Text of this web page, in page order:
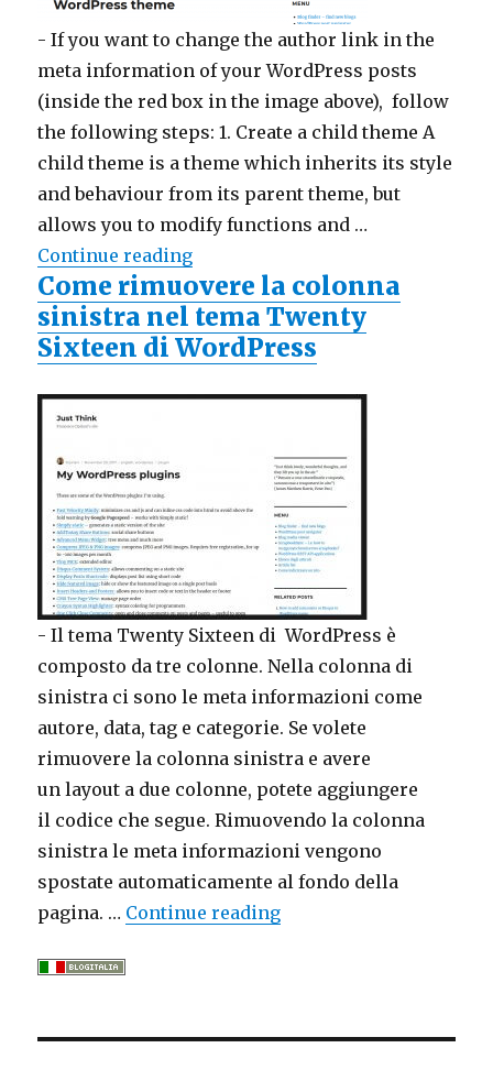
- If you want to change the author link in the
meta information of your WordPress posts
(inside the red box in the image above), follow
the following steps: 1. Create a child theme A
child theme is a theme which inherits its style
and behaviour from its parent theme, but
allows you to modify functions and …
Continue reading
Come rimuovere la colonna
sinistra nel tema Twenty
Sixteen di WordPress
- Il tema Twenty Sixteen di WordPress è
composto da tre colonne. Nella colonna di
sinistra ci sono le meta informazioni come
autore, data, tag e categorie. Se volete
rimuovere la colonna sinistra e avere
un layout a due colonne, potete aggiungere
il codice che segue. Rimuovendo la colonna
sinistra le meta informazioni vengono
spostate automaticamente al fondo della
pagina. … Continue reading